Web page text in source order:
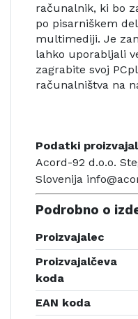
računalnik, ki bo
po pisarniškem
multimediji. Je
lahko uporabljali
zagrabite svoj
računalništva na
Podatki
Acord-92 d.o.o.
Slovenija
Podrobno o
Proizvajalec
Proizvajalčeva
koda
EAN koda